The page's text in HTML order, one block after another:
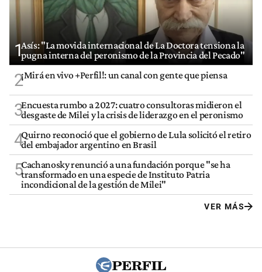
1Asís: "La movida internacional de La Doctora tensiona la
pugna interna del peronismo de la Provincia del Pecado"
2¡Mirá en vivo +Perfil!: un canal con gente que piensa
3Encuesta rumbo a 2027: cuatro consultoras midieron el
desgaste de Milei y la crisis de liderazgo en el peronismo
4Quirno reconoció que el gobierno de Lula solicitó el retiro
del embajador argentino en Brasil
5Cachanosky renunció a una fundación porque "se ha
transformado en una especie de Instituto Patria
incondicional de la gestión de Milei"
VER MÁS